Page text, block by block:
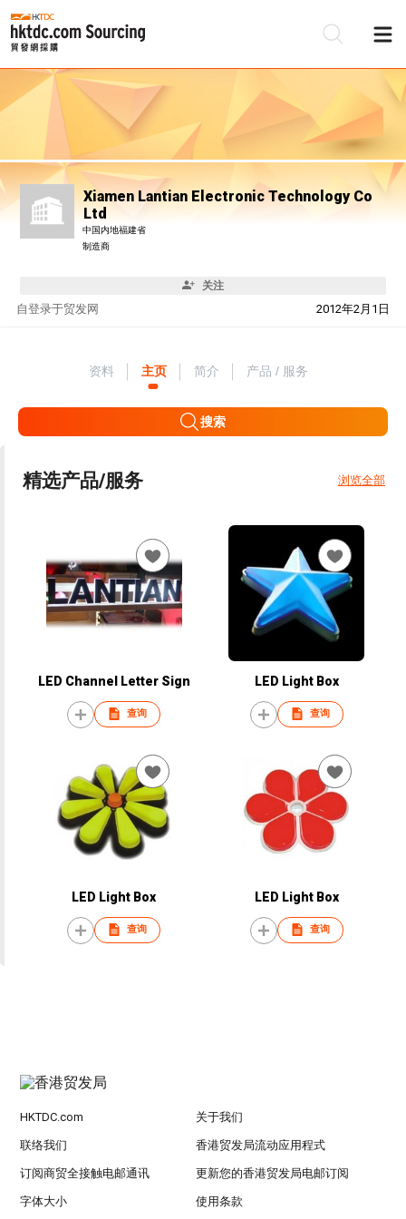
Xiamen Lantian Electronic Technology Co
Ltd
中国内地福建省
制造商
关注
自 2012年2月1日
登录于贸发网
资料 主页 简介 产品 / 服务
搜索
精选产品/服务 浏览全部
LED Channel Letter Sign
查询
LED Light Box
查询
LED Light Box
查询
LED Light Box
查询
HKTDC.com 关于我们
联络我们 香港贸发局流动应用程式
订阅商贸全接触电邮通讯 更新您的香港贸发局电邮订阅
字体大小 使用条款